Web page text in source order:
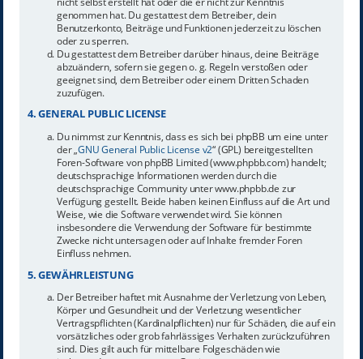
genommen hat. Du gestattest dem Betreiber, dein
Benutzerkonto, Beiträge und Funktionen jederzeit zu löschen
oder zu sperren.
Du gestattest dem Betreiber darüber hinaus, deine Beiträge
abzuändern, sofern sie gegen o. g. Regeln verstoßen oder
geeignet sind, dem Betreiber oder einem Dritten Schaden
zuzufügen.
4. GENERAL PUBLIC LICENSE
Du nimmst zur Kenntnis, dass es sich bei phpBB um eine unter
der „GNU General Public License v2“ (GPL) bereitgestellten
Foren-Software von phpBB Limited (www.phpbb.com) handelt;
deutschsprachige Informationen werden durch die
deutschsprachige Community unter www.phpbb.de zur
Verfügung gestellt. Beide haben keinen Einfluss auf die Art und
Weise, wie die Software verwendet wird. Sie können
insbesondere die Verwendung der Software für bestimmte
Zwecke nicht untersagen oder auf Inhalte fremder Foren
Einfluss nehmen.
5. GEWÄHRLEISTUNG
Der Betreiber haftet mit Ausnahme der Verletzung von Leben,
Körper und Gesundheit und der Verletzung wesentlicher
Vertragspflichten (Kardinalpflichten) nur für Schäden, die auf ein
vorsätzliches oder grob fahrlässiges Verhalten zurückzuführen
sind. Dies gilt auch für mittelbare Folgeschäden wie